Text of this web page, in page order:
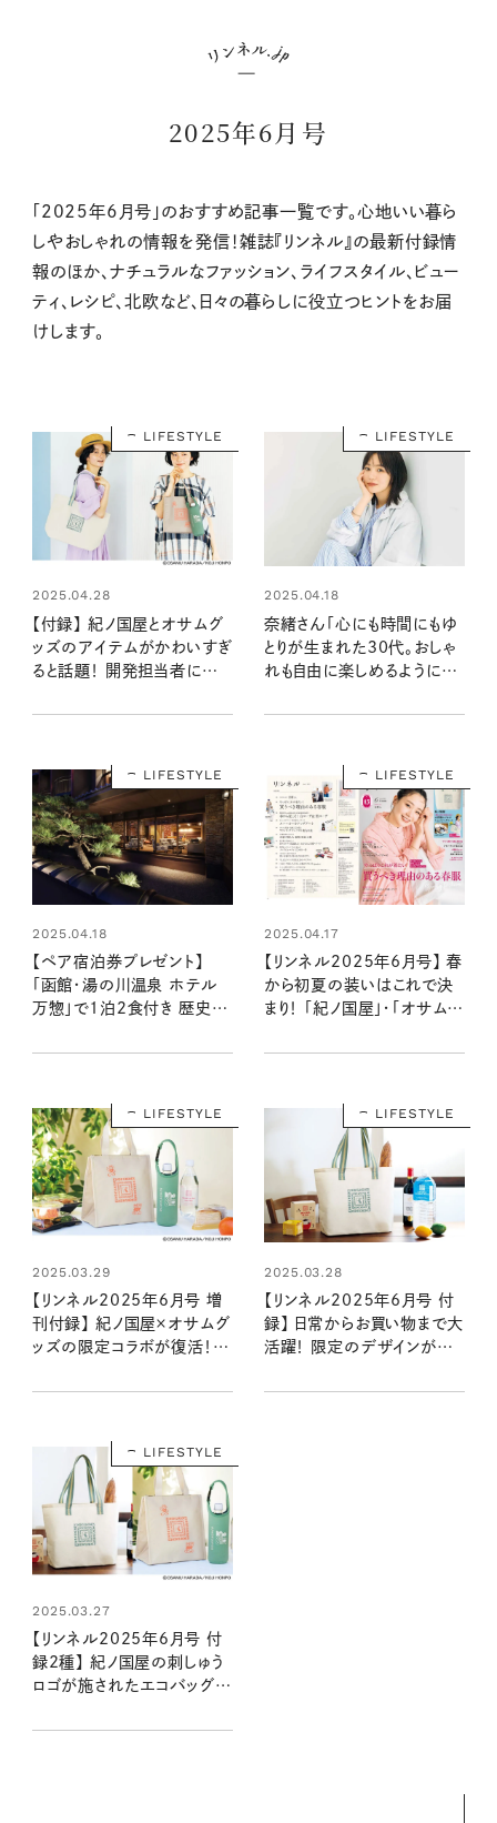
2025年6月号
「2025年6月号」のおすすめ記事一覧です。心地いい暮ら
しやおしゃれの情報を発信！雑誌『リンネル』の最新付録情
報のほか、ナチュラルなファッション、ライフスタイル、ビュー
ティ、レシピ、北欧など、日々の暮らしに役立つヒントをお届
けします。
LIFESTYLE
2025.04.28
【付録】 紀ノ国屋とオサムグ
ッズのアイテムがかわいすぎ
ると話題！ 開発担当者に聞
は……？ 【リンネル2025年
LIFESTYLE
2025.04.18
奈緒さん「心にも時間にもゆ
とりが生まれた30代。おしゃ
れも自由に楽しめるように」リ
LIFESTYLE
2025.04.18
【ペア宿泊券プレゼント】
「函館・湯の川温泉 ホテル
万惣」で1泊2食付き 歴史あ
能できる宿泊体験を1組2名
LIFESTYLE
2025.04.17
【リンネル2025年6月号】 春
から初夏の装いはこれで決
まり！ 「紀ノ国屋」・「オサムグ
特集を最速レポート＜4月18
LIFESTYLE
2025.03.29
【リンネル2025年6月号 増
刊付録】 紀ノ国屋×オサムグ
ッズの限定コラボが復活！
ペットボトルホルダー（4/18
LIFESTYLE
2025.03.28
【リンネル2025年6月号 付
録】 日常からお買い物まで大
活躍！ 限定のデザインが爽
グが付録に（4/18発売リン
LIFESTYLE
2025.03.27
【リンネル2025年6月号 付
録2種】 紀ノ国屋の刺しゅう
ロゴが施されたエコバッグが
ッズとコラボした保冷バッグ